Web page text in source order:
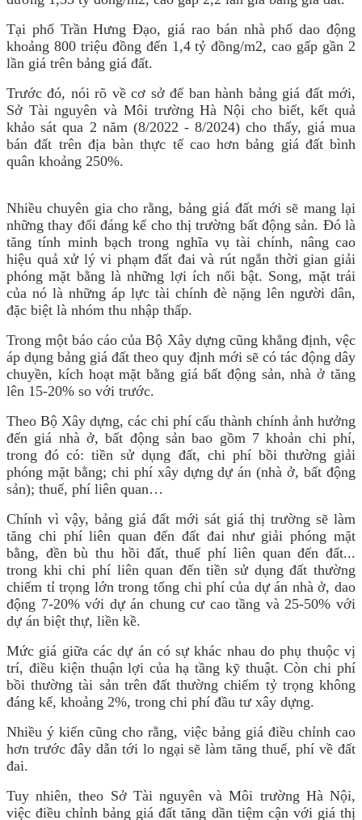
Tại phố Trần Hưng Đạo, giá rao bán nhà phố dao động
khoảng 800 triệu đồng đến 1,4 tỷ đồng/m2, cao gấp gần 2
lần giá trên bảng giá đất.
Trước đó, nói rõ về cơ sở để ban hành bảng giá đất mới,
Sở Tài nguyên và Môi trường Hà Nội cho biết, kết quả
khảo sát qua 2 năm (8/2022 - 8/2024) cho thấy, giá mua
bán đất trên địa bàn thực tế cao hơn bảng giá đất bình
quân khoảng 250%.
Nhiều chuyên gia cho rằng, bảng giá đất mới sẽ mang lại
những thay đổi đáng kể cho thị trường bất động sản. Đó là
tăng tính minh bạch trong nghĩa vụ tài chính, nâng cao
hiệu quả xử lý vi phạm đất đai và rút ngắn thời gian giải
phóng mặt bằng là những lợi ích nổi bật. Song, mặt trái
của nó là những áp lực tài chính đè nặng lên người dân,
đặc biệt là nhóm thu nhập thấp.
Trong một báo cáo của Bộ Xây dựng cũng khẳng định, vệc
áp dụng bảng giá đất theo quy định mới sẽ có tác động dây
chuyền, kích hoạt mặt bằng giá bất động sản, nhà ở tăng
lên 15-20% so với trước.
Theo Bộ Xây dựng, các chi phí cấu thành chính ảnh hưởng
đến giá nhà ở, bất động sản bao gồm 7 khoản chi phí,
trong đó có: tiền sử dụng đất, chi phí bồi thường giải
phóng mặt bằng; chi phí xây dựng dự án (nhà ở, bất động
sản); thuế, phí liên quan…
Chính vì vậy, bảng giá đất mới sát giá thị trường sẽ làm
tăng chi phí liên quan đến đất đai như giải phóng mặt
bằng, đền bù thu hồi đất, thuế phí liên quan đến đất...
trong khi chi phí liên quan đến tiền sử dụng đất thường
chiếm tỉ trọng lớn trong tổng chi phí của dự án nhà ở, dao
động 7-20% với dự án chung cư cao tầng và 25-50% với
dự án biệt thự, liền kề.
Mức giá giữa các dự án có sự khác nhau do phụ thuộc vị
trí, điều kiện thuận lợi của hạ tầng kỹ thuật. Còn chi phí
bồi thường tài sản trên đất thường chiếm tỷ trọng không
đáng kể, khoảng 2%, trong chi phí đầu tư xây dựng.
Nhiều ý kiến cũng cho rằng, việc bảng giá điều chỉnh cao
hơn trước đây dẫn tới lo ngại sẽ làm tăng thuế, phí về đất
đai.
Tuy nhiên, theo Sở Tài nguyên và Môi trường Hà Nội,
việc điều chỉnh bảng giá đất tăng dần tiệm cận với giá thị